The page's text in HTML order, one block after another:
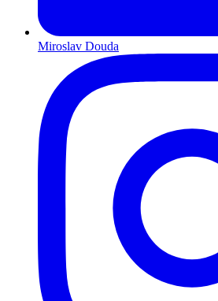
Miroslav Douda